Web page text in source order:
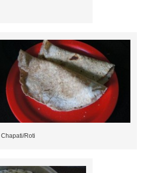
Chapati/Roti